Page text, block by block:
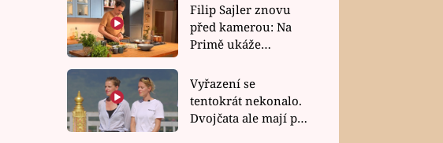
Filip Sajler znovu
před kamerou: Na
Primě ukáže
rychlé recepty
Vyřazení se
tentokrát nekonalo.
Dvojčata ale mají po